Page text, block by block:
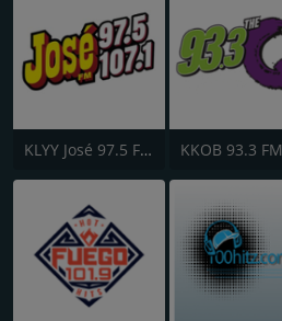
KLYY José 97.5 FM KKOB 93.3 FM